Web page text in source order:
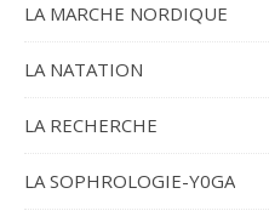
LA MARCHE NORDIQUE
LA NATATION
LA RECHERCHE
LA SOPHROLOGIE-Y0GA